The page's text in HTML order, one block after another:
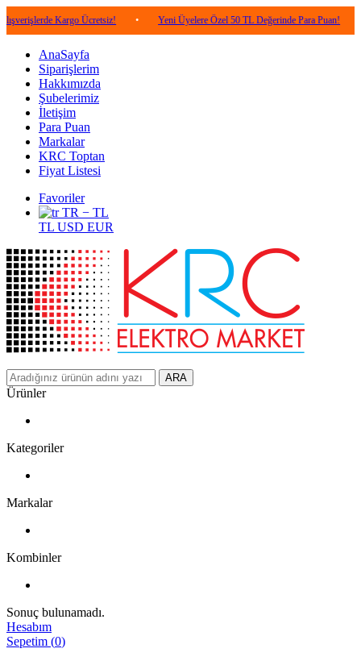
Kargo Ücretsiz! • Yeni Üyelere Özel 50 TL Değerinde Para Puan! •
AnaSayfa
Siparişlerim
Hakkımızda
Şubelerimiz
İletişim
Para Puan
Markalar
KRC Toptan
Fiyat Listesi
Favoriler
TR − TL
TL USD EUR
ARA
Ürünler
Kategoriler
Markalar
Kombinler
Sonuç bulunamadı.
Hesabım
Sepetim (0)